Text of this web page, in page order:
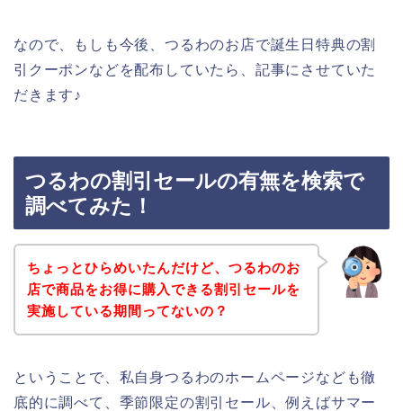
なので、もしも今後、つるわのお店で誕生日特典の割
引クーポンなどを配布していたら、記事にさせていた
だきます♪
つるわの割引セールの有無を検索で
調べてみた！
ちょっとひらめいたんだけど、つるわのお
店で商品をお得に購入できる割引セールを
実施している期間ってないの？
ということで、私自身つるわのホームページなども徹
底的に調べて、季節限定の割引セール、例えばサマー